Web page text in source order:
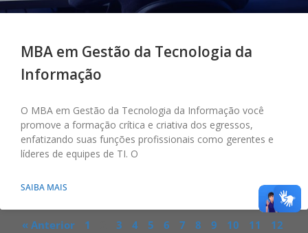
MBA em Gestão da Tecnologia da
Informação
O MBA em Gestão da Tecnologia da Informação você
promove a formação crítica e criativa dos egressos,
enfatizando suas funções profissionais como gerentes e
líderes de equipes de TI. O
SAIBA MAIS
« Anterior 1 3 4 5 6 7 8 9 10 11
12